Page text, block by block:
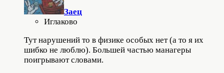
Заец
Иглаково
Тут нарушений то в физике особых нет (а то я их
шибко не люблю). Большей частью манагеры
поигрывают словами.